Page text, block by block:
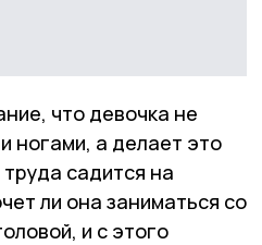
что девочка не
ногами, а делает это
садится на
ли она заниматься со
и с этого